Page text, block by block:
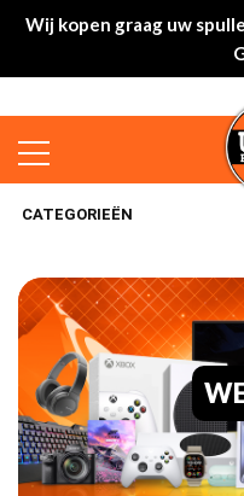
Wij kopen graag uw
CATEGORIEËN